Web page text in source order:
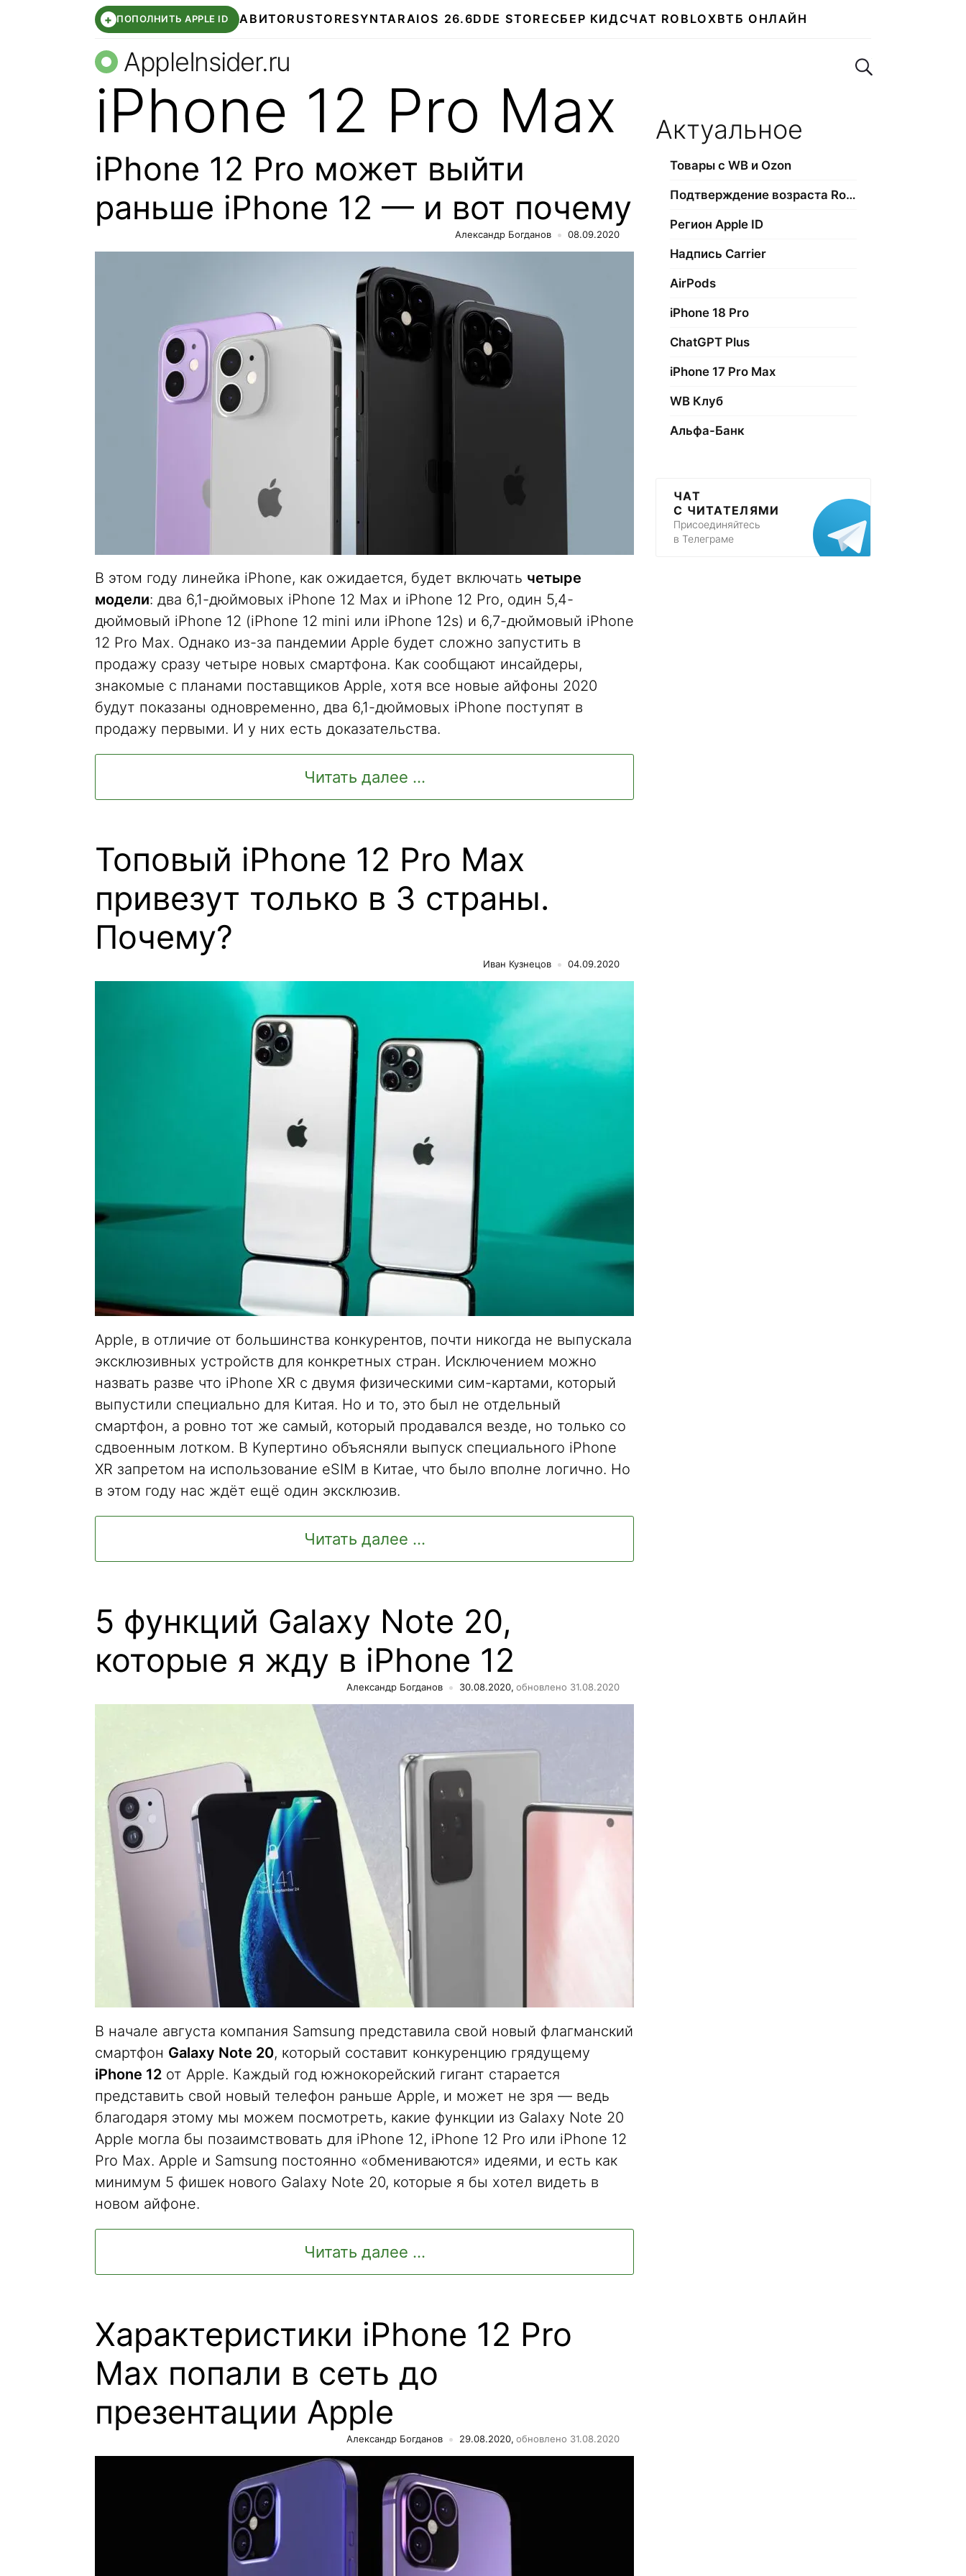
+ ПОПОЛНИТЬ APPLE ID АВИТОRUSTORESYNTARAIOS 26.6DDE STORE СБЕР КИДСЧАТ ROBLOXВТБ ОНЛАЙН
AppleInsider.ru Поиск по сайту
iPhone 12 Pro Max
iPhone 12 Pro может выйти
раньше iPhone 12 — и вот почему
Александр Богданов 08.09.2020
В этом году линейка iPhone, как ожидается, будет включать четыре
модели: два 6,1-дюймовых iPhone 12 Max и iPhone 12 Pro, один 5,4-
дюймовый iPhone 12 (iPhone 12 mini или iPhone 12s) и 6,7-дюймовый iPhone
12 Pro Max. Однако из-за пандемии Apple будет сложно запустить в
продажу сразу четыре новых смартфона. Как сообщают инсайдеры,
знакомые с планами поставщиков Apple, хотя все новые айфоны 2020
будут показаны одновременно, два 6,1-дюймовых iPhone поступят в
продажу первыми. И у них есть доказательства.
Читать далее ...
Топовый iPhone 12 Pro Max
привезут только в 3 страны.
Почему?
Иван Кузнецов 04.09.2020
Apple, в отличие от большинства конкурентов, почти никогда не выпускала
эксклюзивных устройств для конкретных стран. Исключением можно
назвать разве что iPhone XR с двумя физическими сим-картами, который
выпустили специально для Китая. Но и то, это был не отдельный
смартфон, а ровно тот же самый, который продавался везде, но только со
сдвоенным лотком. В Купертино объясняли выпуск специального iPhone
XR запретом на использование eSIM в Китае, что было вполне логично. Но
в этом году нас ждёт ещё один эксклюзив.
Читать далее ...
5 функций Galaxy Note 20,
которые я жду в iPhone 12
Александр Богданов 30.08.2020, обновлено 31.08.2020
В начале августа компания Samsung представила свой новый флагманский
смартфон Galaxy Note 20, который составит конкуренцию грядущему
iPhone 12 от Apple. Каждый год южнокорейский гигант старается
представить свой новый телефон раньше Apple, и может не зря — ведь
благодаря этому мы можем посмотреть, какие функции из Galaxy Note 20
Apple могла бы позаимствовать для iPhone 12, iPhone 12 Pro или iPhone 12
Pro Max. Apple и Samsung постоянно «обмениваются» идеями, и есть как
минимум 5 фишек нового Galaxy Note 20, которые я бы хотел видеть в
новом айфоне.
Читать далее ...
Характеристики iPhone 12 Pro
Max попали в сеть до
презентации Apple
Александр Богданов 29.08.2020, обновлено 31.08.2020
Актуальное
Товары с WB и Ozon
Подтверждение возраста Roblox
Регион Apple ID
Надпись Carrier
AirPods
iPhone 18 Pro
ChatGPT Plus
iPhone 17 Pro Max
WB Клуб
Альфа-Банк
ЧАТ
С ЧИТАТЕЛЯМИ
Присоединяйтесь
в Телеграме